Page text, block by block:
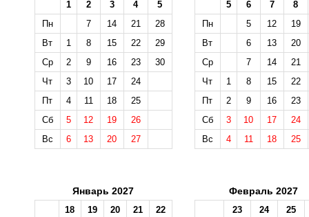
1 2 3 4
5
Пн
7 14 21
28
Вт
1 8 15 22
29
Ср
2 9 16 23
30
Чт
3 10 17
24
Пт
4 11 18
25
Сб
5 12 19
26
Вс
6 13 20 27
5 6 7
8
Пн
5 12
19
Вт
6 13
20
Ср
7 14
21
Чт
1 8 15
22
Пт
2 9 16
23
Сб
3 10 17
24
Вс
4 11 18 25
Январь 2027
18 19 20 21
22
Февраль 2027
23 24
25